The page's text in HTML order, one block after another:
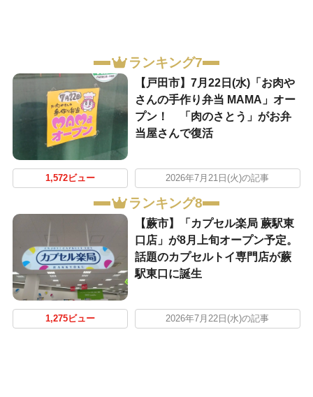
ランキング7
【戸田市】7月22日(水)「お肉や
さんの手作り弁当 MAMA」オー
プン！ 「肉のさとう」がお弁
当屋さんで復活
1,572ビュー 2026年7月21日(火)の記事
ランキング8
【蕨市】「カプセル楽局 蕨駅東
口店」が8月上旬オープン予定。
話題のカプセルトイ専門店が蕨
駅東口に誕生
1,275ビュー 2026年7月22日(水)の記事